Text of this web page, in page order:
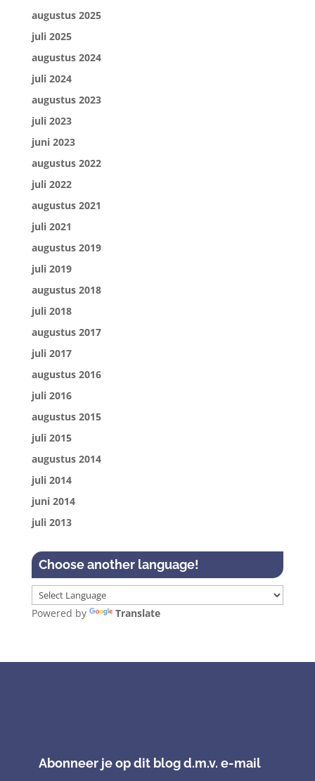
augustus 2025
juli 2025
augustus 2024
juli 2024
augustus 2023
juli 2023
juni 2023
augustus 2022
juli 2022
augustus 2021
juli 2021
augustus 2019
juli 2019
augustus 2018
juli 2018
augustus 2017
juli 2017
augustus 2016
juli 2016
augustus 2015
juli 2015
augustus 2014
juli 2014
juni 2014
juli 2013
Choose another language!
Powered by Translate
Abonneer je op dit blog d.m.v. e-mail